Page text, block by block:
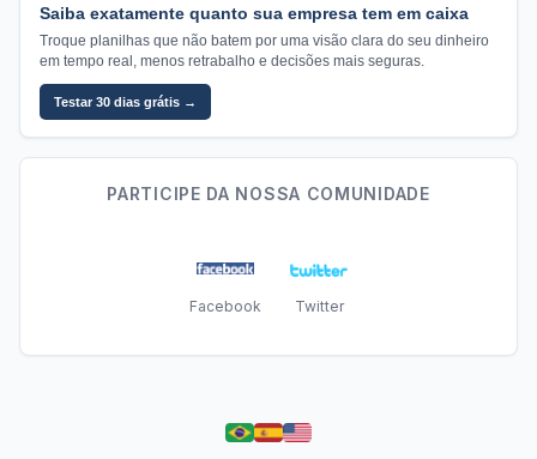
Saiba exatamente quanto sua empresa tem em caixa
Troque planilhas que não batem por uma visão clara do seu dinheiro
em tempo real, menos retrabalho e decisões mais seguras.
Testar 30 dias grátis →
PARTICIPE DA NOSSA COMUNIDADE
Facebook Twitter